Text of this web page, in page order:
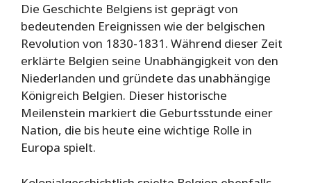
Die Geschichte Belgiens ist geprägt von
bedeutenden Ereignissen wie der belgischen
Revolution von 1830-1831. Während dieser Zeit
erklärte Belgien seine Unabhängigkeit von den
Niederlanden und gründete das unabhängige
Königreich Belgien. Dieser historische
Meilenstein markiert die Geburtsstunde einer
Nation, die bis heute eine wichtige Rolle in
Europa spielt.